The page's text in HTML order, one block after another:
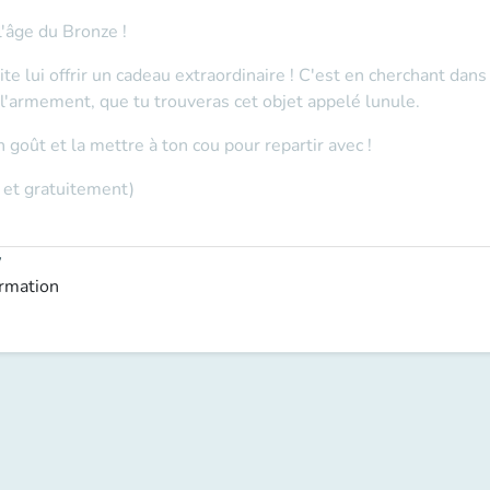
du Bronze !
lui offrir un cadeau extraordinaire ! C'est en cherchant
que tu trouveras cet objet appelé lunule.
et la mettre à ton cou pour repartir avec !
et gratuitement)